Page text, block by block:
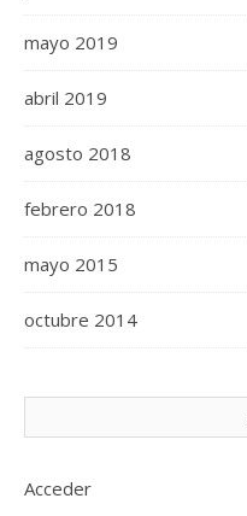
mayo 2019
abril 2019
agosto 2018
febrero 2018
mayo 2015
octubre 2014
Acceder